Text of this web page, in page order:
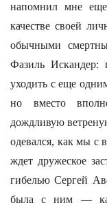
напомнил мне
качестве своей
обычными
Фазиль Искандер:
уходить с еще
но вместо
дождливую
одевался, как мы с
ждет дружеское
гибелью Сергей
была с ним —